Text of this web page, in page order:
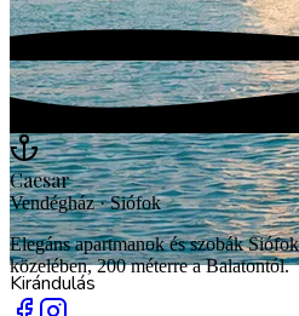
Kirándulás
Caesar
Vendégház · Siófok
Elegáns apartmanok és szobák
közelében, 200 méterre a Balatontól.